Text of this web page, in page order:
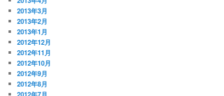
2013年3月
2013年2月
2013年1月
2012年12月
2012年11月
2012年10月
2012年9月
2012年8月